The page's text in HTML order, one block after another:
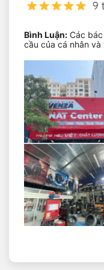
Giải Đáp Thắc
Thuật Chuẩn
NAT Center
Continental
số kỹ thuật lý
hạng sang:
Chiều rộng lốp:
tăng 15% khả
Tỷ lệ hông lốp:
êm ái và phản
Đường kính
thể thao cỡ lớn,
Bình Luận: Các
cầu của cá nhân và